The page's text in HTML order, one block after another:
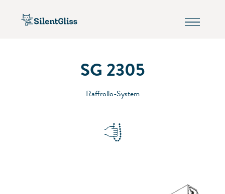
SG 2305
Raffrollo-System